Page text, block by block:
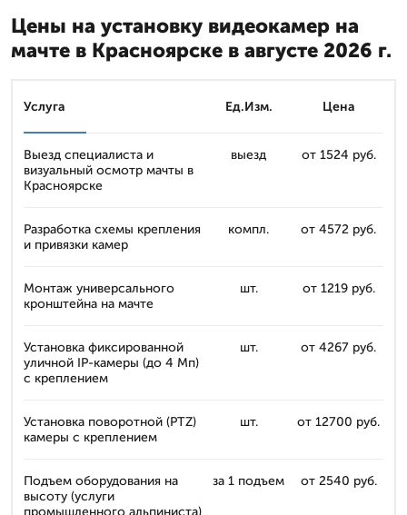
Цены на установку видеокамер на
мачте в Красноярске в августе 2026 г.
Услуга Ед.Изм. Цена
Выезд специалиста и
визуальный осмотр мачты в
Красноярске
выезд от 1524 руб.
Разработка схемы крепления
и привязки камер
компл. от 4572 руб.
Монтаж универсального
кронштейна на мачте
шт. от 1219 руб.
Установка фиксированной
уличной IP-камеры (до 4 Мп)
с креплением
шт. от 4267 руб.
Установка поворотной (PTZ)
камеры с креплением
шт. от 12700 руб.
Подъем оборудования на
высоту (услуги
промышленного альпиниста)
за 1 подъем от 2540 руб.